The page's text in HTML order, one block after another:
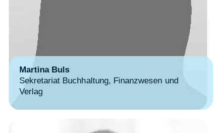
Martina Buls
Sekretariat Buchhaltung, Finanzwesen und
Verlag